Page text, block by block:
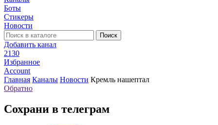
Боты
Стикеры
Новости
Поиск
Добавить канал
2130
Избранное
Account
Главная Каналы Новости Кремль нашептал
Обратно
Сохрани в телеграм